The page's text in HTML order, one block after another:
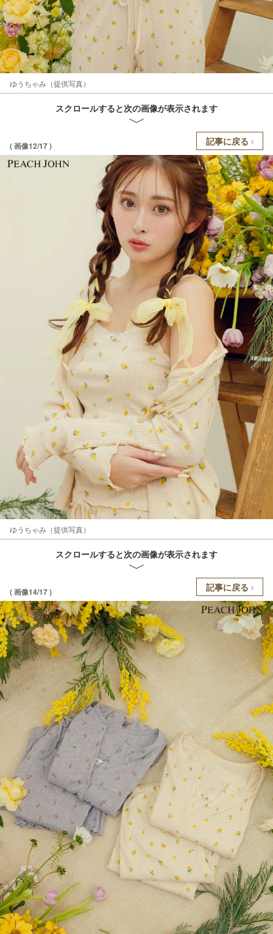
ゆうちゃみ（提供写真）
スクロールすると次の画像が表示されます
( 画像12/17 ) 記事に戻る
ゆうちゃみ（提供写真）
スクロールすると次の画像が表示されます
( 画像14/17 ) 記事に戻る